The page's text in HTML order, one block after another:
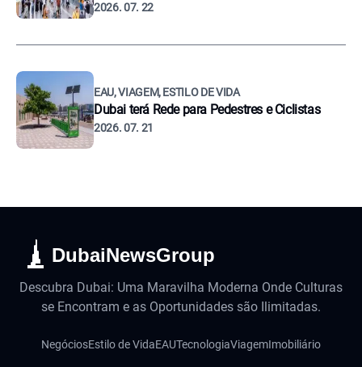
2026. 07. 22
EAU, VIAGEM, ESTILO DE VIDA
Dubai terá Rede para Pedestres e Ciclistas
2026. 07. 21
DubaiNewsGroup
Descubra Dubai: Uma Maravilha Moderna Onde Culturas
se Encontram e as Oportunidades são Ilimitadas.
NegóciosEstilo de VidaEAUTecnologiaViagemImobiliário